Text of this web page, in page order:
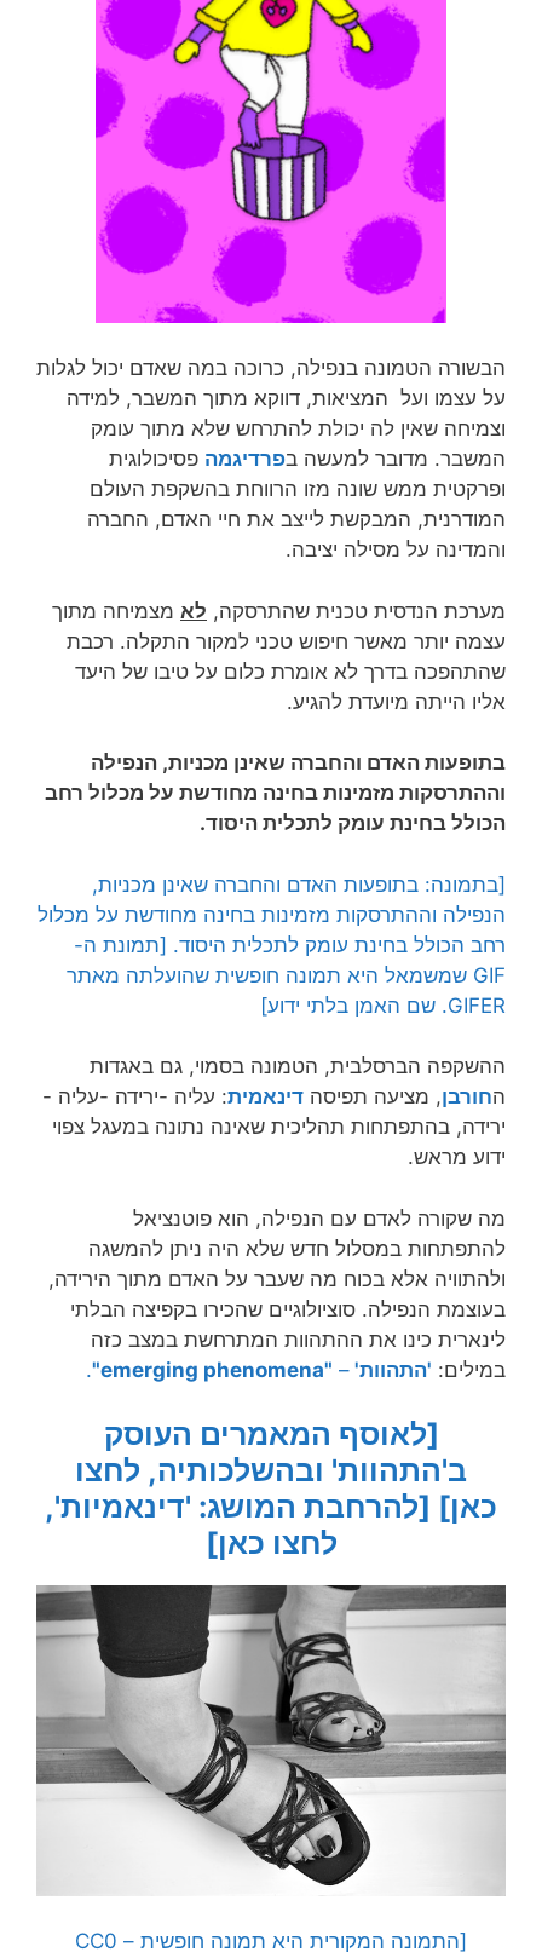
הבשורה הטמונה בנפילה, כרוכה במה שאדם יכול לגלות
על עצמו ועל המציאות, דווקא מתוך המשבר, למידה
וצמיחה שאין לה יכולת להתרחש שלא מתוך עומק
המשבר. מדובר למעשה בפרדיגמה פסיכולוגית
ופרקטית ממש שונה מזו הרווחת בהשקפת העולם
המודרנית, המבקשת לייצב את חיי האדם, החברה
והמדינה על מסילה יציבה.
מערכת הנדסית טכנית שהתרסקה, לא מצמיחה מתוך
עצמה יותר מאשר חיפוש טכני למקור התקלה. רכבת
שהתהפכה בדרך לא אומרת כלום על טיבו של היעד
אליו הייתה מיועדת להגיע.
בתופעות האדם והחברה שאינן מכניות, הנפילה
וההתרסקות מזמינות בחינה מחודשת על מכלול רחב
הכולל בחינת עומק לתכלית היסוד.
[בתמונה: בתופעות האדם והחברה שאינן מכניות,
הנפילה וההתרסקות מזמינות בחינה מחודשת על מכלול
רחב הכולל בחינת עומק לתכלית היסוד. [תמונת ה-
GIF שמשמאל היא תמונה חופשית שהועלתה מאתר
GIFER. שם האמן בלתי ידוע]
ההשקפה הברסלבית, הטמונה בסמוי, גם באגדות
החורבן, מציעה תפיסה דינאמית: עליה -ירידה -עליה -
ירידה, בהתפתחות תהליכית שאינה נתונה במעגל צפוי
ידוע מראש.
מה שקורה לאדם עם הנפילה, הוא פוטנציאל
להתפתחות במסלול חדש שלא היה ניתן להמשגה
ולהתוויה אלא בכוח מה שעבר על האדם מתוך הירידה,
בעוצמת הנפילה. סוציולוגיים שהכירו בקפיצה הבלתי
לינארית כינו את ההתהוות המתרחשת במצב כזה
במילים: 'התהוות' –
"emerging phenomena"
.
[לאוסף המאמרים העוסק
ב'התהוות' ובהשלכותיה, לחצו
כאן] [להרחבת המושג: 'דינאמיות',
לחצו כאן]
[התמונה המקורית היא תמונה חופשית – CC0